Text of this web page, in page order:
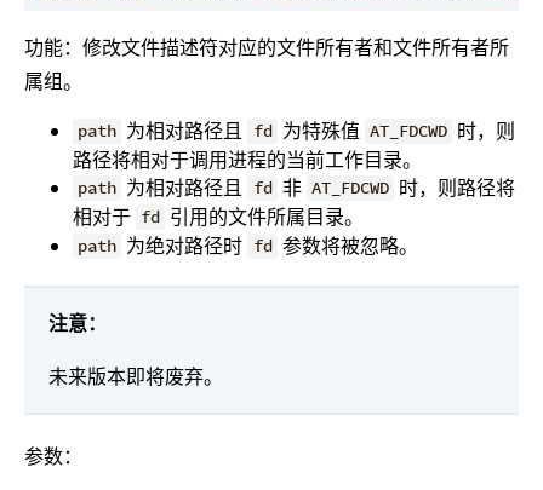
功能：修改文件描述符对应的文件所有者和文件所有者所
属组。
path 为相对路径且 fd 为特殊值 AT_FDCWD 时，则
路径将相对于调用进程的当前工作目录。
path 为相对路径且 fd 非 AT_FDCWD 时，则路径将
相对于 fd 引用的文件所属目录。
path 为绝对路径时 fd 参数将被忽略。
注意：
未来版本即将废弃。
参数：